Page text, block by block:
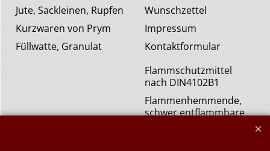
Wunschzettel
Impressum
Kontaktformular
Jute, Sackleinen, Rupfen
Kurzwaren von Prym
Füllwatte, Granulat
Flammschutzmittel
nach DIN4102B1
Flammenhemmende,
schwer entflammbare